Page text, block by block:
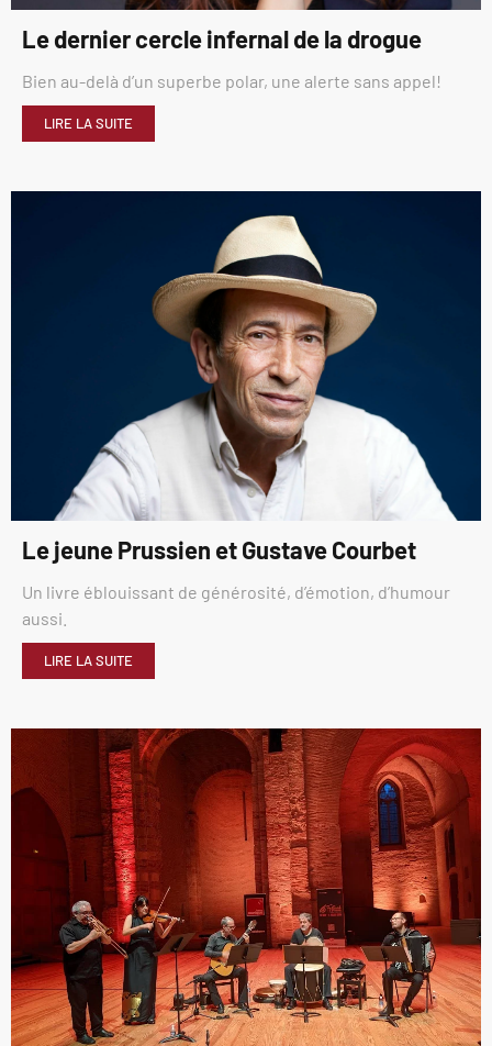
Le dernier cercle infernal de la drogue
Bien au-delà d’un superbe polar, une alerte sans appel!
LIRE LA SUITE
Le jeune Prussien et Gustave Courbet
Un livre éblouissant de générosité, d’émotion, d’humour
aussi.
LIRE LA SUITE